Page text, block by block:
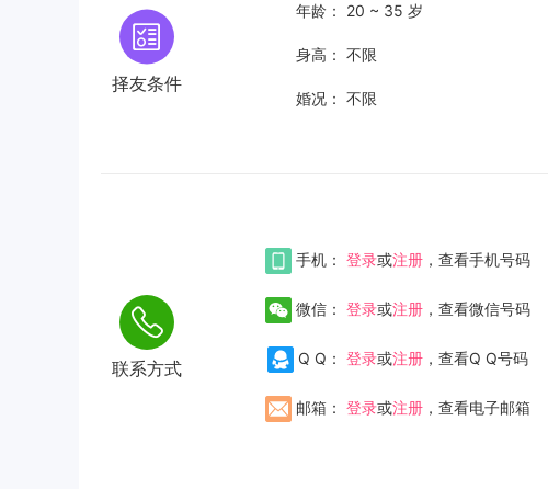
择友条件
年龄： 20 ~ 35 岁
身高： 不限
婚况： 不限
联系方式
手机： 登录或注册 ，查看手机号码
微信： 登录或注册 ，查看微信号码
Q Q： 登录或注册 ，查看Q Q号码
邮箱： 登录或注册 ，查看电子邮箱